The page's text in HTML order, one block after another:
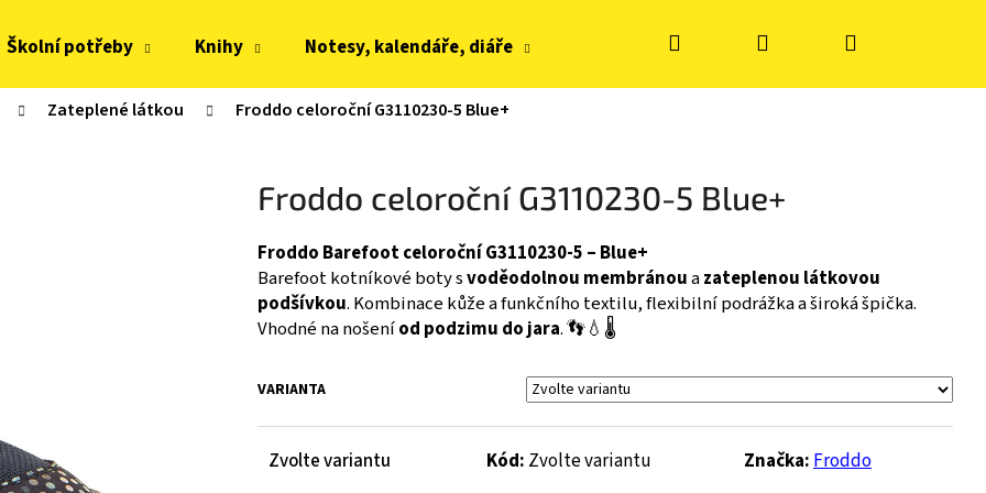
Školní potřeby Knihy Notesy, kalendáře, diáře Hračky, tvoření Doplňky k obuvi
Hledat PřihlášeníNákupní
Zateplené látkou Froddo celoroční G3110230-5 Blue+
Froddo celoroční G3110230-5 Blue+
Froddo Barefoot celoroční G3110230-5 – Blue+
Barefoot kotníkové boty svoděodolnou membránouazateplenou látkovou
podšívkou. Kombinace kůže a funkčního textilu, flexibilní podrážka a široká špička.
Vhodné na nošeníod podzimu do jara. 👣💧🌡️
VARIANTA
Zvolte variantu Kód: Zvolte variantu Značka:Froddo
Co potřebujete najít?
HLEDAT
HORIZON JUNIOR BAREFOOT 2604